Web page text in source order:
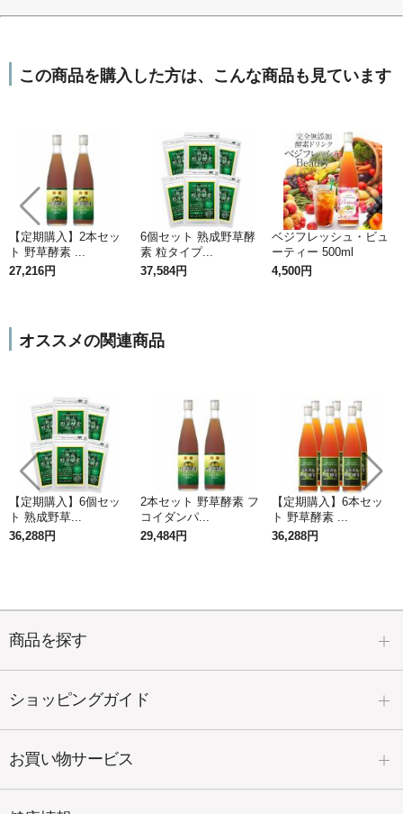
この商品を購入した方は、こんな商品も見ています
【定期購入】2本セッ
ト 野草酵素 ...
27,216円
6個セット 熟成野草酵
素 粒タイプ...
37,584円
ベジフレッシュ・ビュ
ーティー 500ml
4,500円
オススメの関連商品
【定期購入】6個セッ
ト 熟成野草...
36,288円
2本セット 野草酵素 フ
コイダンパ...
29,484円
【定期購入】6本セッ
ト 野草酵素 ...
36,288円
商品を探す
ショッピングガイド
お買い物サービス